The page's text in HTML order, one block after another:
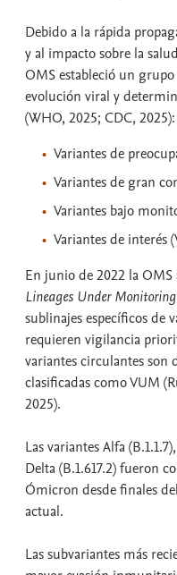
Debido a la rápida
y al impacto sobre la
OMS estableció un
evolución viral y
(WHO, 2025; CDC, 2025):
Variantes de
Variantes de gran
Variantes bajo
Variantes de interés
En junio de 2022 la
Lineages Under Monitoring
sublinajes específicos de
requieren vigilancia
variantes circulantes son
clasificadas como VUM
2025).
Las variantes Alfa
Delta (B.1.617.2) fueron
Ómicron desde finales
actual.
Las subvariantes más